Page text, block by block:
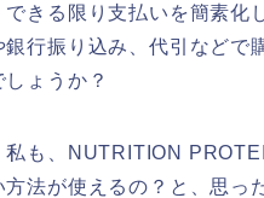
できる限り支払いを簡素化
銀行振り込み、代引などで
しょうか？
私も、NUTRITION
方法が使えるの？と、思っ